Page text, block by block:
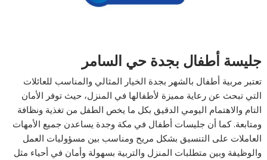
جليسة أطفال بجدة حي السامر
تعتبر مربية أطفال بالشهر بجدة الخيار المثالي والمناسب للعائلات
التي تبحث عن رعاية مميزة لأطفالها في المنزل، حيث توفر الأمان
التام والاهتمام اليومي الدقيق بكل ما يخص الطفل من تغذية ونظافة
ومتابعة. كما أن جليسات أطفال في مكة وجدة يساعدن جميع الأمهات
العاملات على التنسيق بشكل مريح ومناسب بين مسؤوليات العمل
والوظيفة وبين متطلبات المنزل والتربية بسهولة وأمان في أحياء مثل